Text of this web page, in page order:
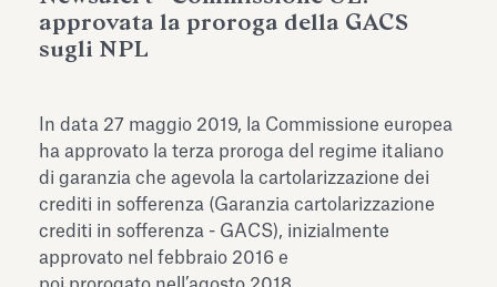
approvata la proroga della GACS
sugli NPL
In data 27 maggio 2019, la Commissione europea
ha approvato la terza proroga del regime italiano
di garanzia che agevola la cartolarizzazione dei
crediti in sofferenza (Garanzia cartolarizzazione
crediti in sofferenza - GACS), inizialmente
approvato nel febbraio 2016 e